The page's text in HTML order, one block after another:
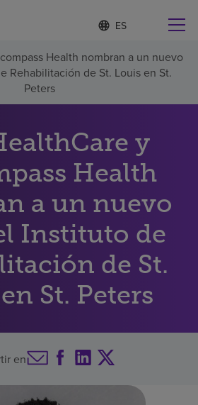
Lista
de
idiomas
contraída
d
o
m
e
c
c
i
n
d
una localidad cerca de usted
Health nombran a un nuevo
Rehabilitación de St. Louis en St.
Peters
y
Health
a un nuevo
Instituto de
de St.
St. Peters
en